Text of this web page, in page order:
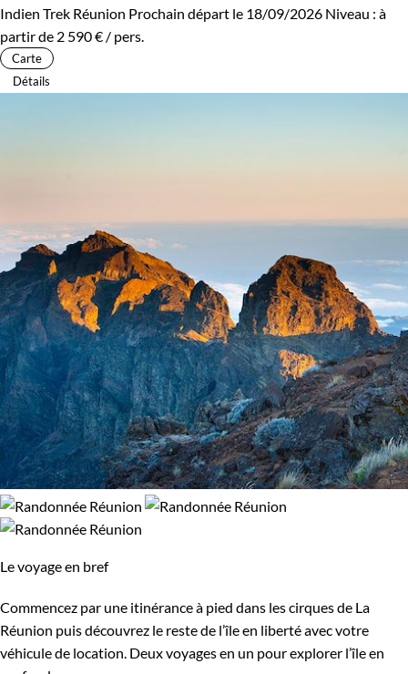
Indien Trek Réunion Prochain départ le 18/09/2026 Niveau : à
partir de 2 590 € / pers.
Carte
Détails
Le voyage en bref
Commencez par une itinérance à pied dans les cirques de La
Réunion puis découvrez le reste de l’île en liberté avec votre
véhicule de location. Deux voyages en un pour explorer l’île en